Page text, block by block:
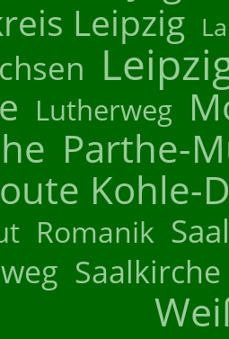
Leipzig
Lutherweg
Parthe-
Kohle-
Romanik
Saalkirche